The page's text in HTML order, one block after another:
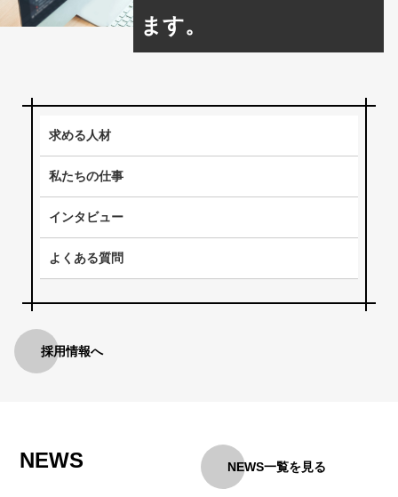
ます。
求める人材
私たちの仕事
インタビュー
よくある質問
採用情報へ
NEWS NEWS一覧を見る